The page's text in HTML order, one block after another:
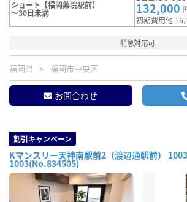
ショート【福岡薬院駅前】
～30日未満 132,000
初期費用他
特急対応可
福岡県 福岡市中央区
お問合わせ
割引キャンペーン
Kマンスリー天神南駅前2（渡辺通駅前） 1003
1003(No.834505)